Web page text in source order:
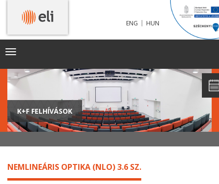
ENG | HUN
Toggle
K+F FELHÍVÁSOK
NEMLINEÁRIS OPTIKA (NLO) 3.6 SZ.